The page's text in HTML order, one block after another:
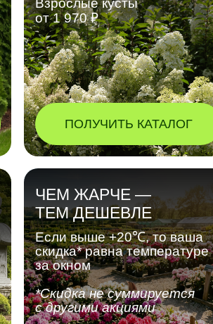
ПОЛУЧИТЬ КАТАЛОГ
Взрослые кусты
от 1 970 ₽
Если выше +20℃, то ваша
скидка* равна температуре
за окном
*Скидка не суммируется
с другими акциями
ЧЕМ ЖАРЧЕ —
ТЕМ ДЕШЕВЛЕ